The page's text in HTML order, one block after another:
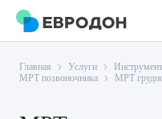
Главная Услуги
МРТ позвоночника
МРТ